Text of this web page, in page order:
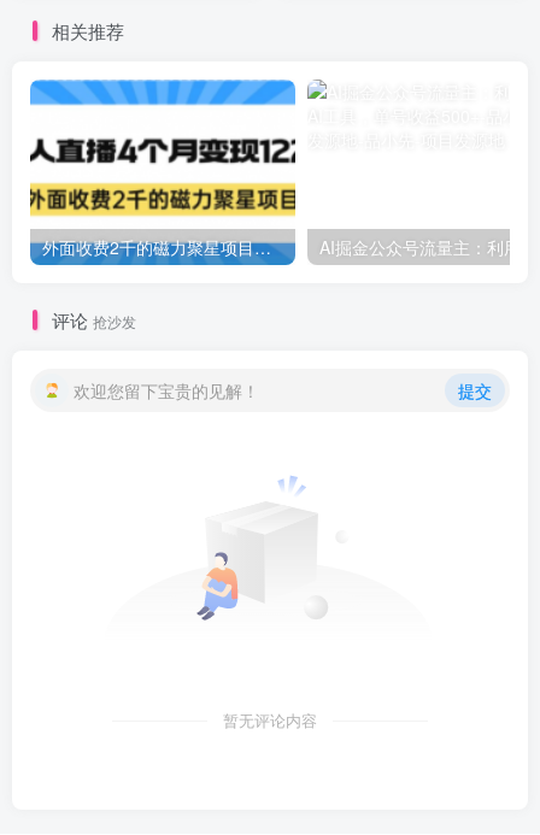
相关推荐
外面收费2千的磁力聚星项目，24小时无人直播，4个月变现122w，可矩阵操作
评论 抢沙发
欢迎您留下宝贵的见解！ 提交
暂无评论内容